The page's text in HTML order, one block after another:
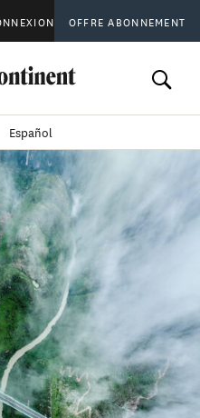
OFFRE ABONNEMENT
Español